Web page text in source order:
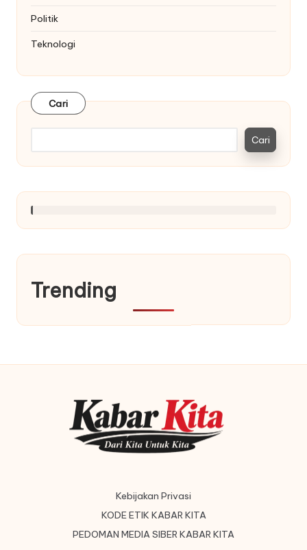
Politik
Teknologi
Cari
Cari
Trending
Kebijakan Privasi
KODE ETIK KABAR KITA
PEDOMAN MEDIA SIBER KABAR KITA